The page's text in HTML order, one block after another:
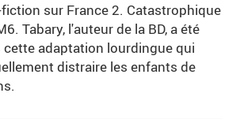
sur France 2. Catastrophique
Tabary, l'auteur de la BD, a été
cette adaptation lourdingue qui
distraire les enfants de